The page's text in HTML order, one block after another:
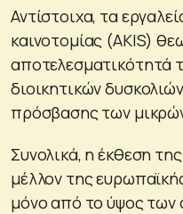
Αντίστοιχα, τα
καινοτομίας (AKIS)
αποτελεσματικότητά
διοικητικών
πρόσβασης των
Συνολικά, η έκθεση
μέλλον της
μόνο από το ύψος των